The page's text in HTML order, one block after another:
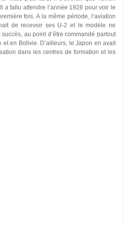
a fallu attendre l’année 1928 pour voir le
fois. A la même période, l’aviation
de recevoir ses U-2 et le modèle ne
au point d’être commandé partout
en Bolivie. D’ailleurs, le Japon en avait
dans les centres de formation et les